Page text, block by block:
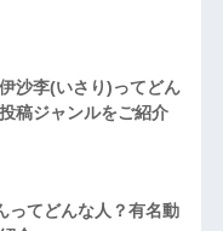
沙李(いさり)ってどん
稿ジャンルをご紹介
ってどんな⼈？有名動